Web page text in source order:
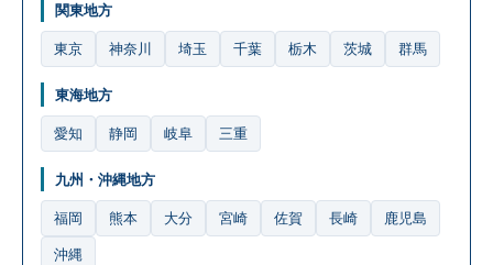
関東地方
東京 神奈川 埼玉 千葉 栃木 茨城 群馬
東海地方
愛知 静岡 岐阜 三重
九州・沖縄地方
福岡 熊本 大分 宮崎 佐賀 長崎 鹿児島
沖縄